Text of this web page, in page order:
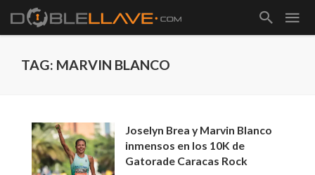
TAG: MARVIN BLANCO
Joselyn Brea y Marvin Blanco
inmensos en los 10K de
Gatorade Caracas Rock